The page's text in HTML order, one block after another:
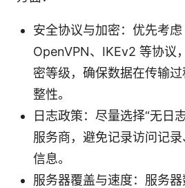
安全协议与加密：优先考虑
OpenVPN、IKEv2 等协议
密等级，确保数据在传输
整性。
日志政策：尽量选择“无日
服务商，避免记录访问记
信息。
服务器覆盖与速度：服务